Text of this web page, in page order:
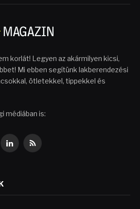
korlát! Legyen az akármilyen kicsi,
Mi ebben segítünk lakberendezési
ötletekkel, tippekkel és
médiában is:
LinkedInRSS